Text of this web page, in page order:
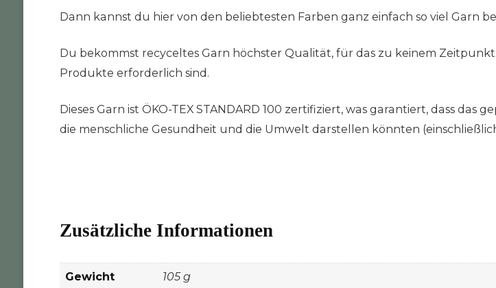
Dann kannst du hier von den beliebtesten Farben ganz einfach so viel Garn
Du bekommst recyceltes Garn höchster Qualität, für das zu keinem
Produkte erforderlich sind.
Dieses Garn ist ÖKO-TEX STANDARD 100 zertifiziert, was garantiert, dass
die menschliche Gesundheit und die Umwelt darstellen könnten
Zusätzliche Informationen
Gewicht 105 g